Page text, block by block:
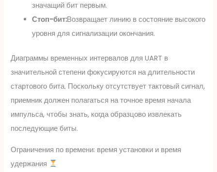
значащий бит первым.
Стоп-бит:Возвращает линию в состояние высокого
уровня для сигнализации окончания.
Диаграммы временных интервалов для UART в
значительной степени фокусируются на длительности
стартового бита. Поскольку отсутствует тактовый сигнал,
приемник должен полагаться на точное время начала
импульса, чтобы знать, когда образцово извлекать
последующие биты.
Ограничения по времени: время установки и время
удержания